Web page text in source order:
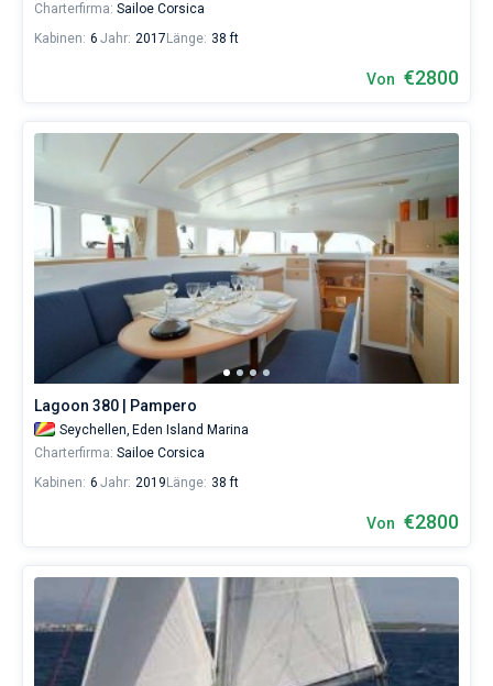
Charterfirma: Sailoe Corsica
Kabinen: 6 Jahr: 2017 Länge: 38 ft
Von €2800
Lagoon 380 | Pampero
Seychellen, Eden Island Marina
Charterfirma: Sailoe Corsica
Kabinen: 6 Jahr: 2019 Länge: 38 ft
Von €2800